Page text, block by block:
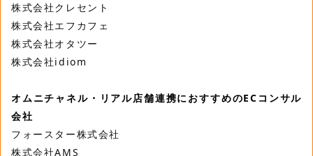
株式会社クレセント
株式会社エフカフェ
株式会社オタツー
株式会社idiom
オムニチャネル・リアル店舗連携におすすめのECコンサル
会社
フォースター株式会社
株式会社AMS